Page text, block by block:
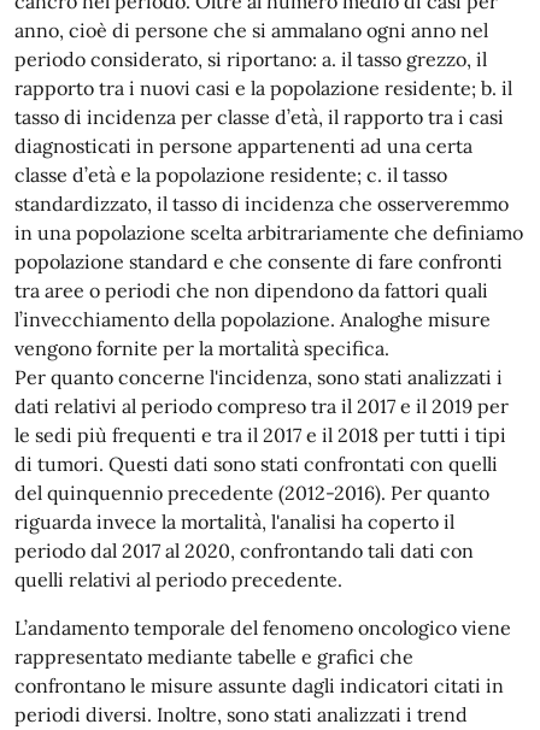
anno, cioè di persone che si ammalano ogni anno nel
periodo considerato, si riportano: a. il tasso grezzo, il
rapporto tra i nuovi casi e la popolazione residente; b. il
tasso di incidenza per classe d’età, il rapporto tra i casi
diagnosticati in persone appartenenti ad una certa
classe d’età e la popolazione residente; c. il tasso
standardizzato, il tasso di incidenza che osserveremmo
in una popolazione scelta arbitrariamente che definiamo
popolazione standard e che consente di fare confronti
tra aree o periodi che non dipendono da fattori quali
l’invecchiamento della popolazione. Analoghe misure
vengono fornite per la mortalità specifica.
Per quanto concerne l'incidenza, sono stati analizzati i
dati relativi al periodo compreso tra il 2017 e il 2019 per
le sedi più frequenti e tra il 2017 e il 2018 per tutti i tipi
di tumori. Questi dati sono stati confrontati con quelli
del quinquennio precedente (2012-2016). Per quanto
riguarda invece la mortalità, l'analisi ha coperto il
periodo dal 2017 al 2020, confrontando tali dati con
quelli relativi al periodo precedente.
L’andamento temporale del fenomeno oncologico viene
rappresentato mediante tabelle e grafici che
confrontano le misure assunte dagli indicatori citati in
periodi diversi. Inoltre, sono stati analizzati i trend